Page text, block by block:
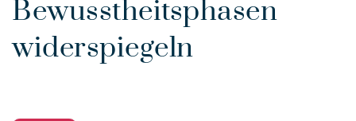
Bewusstheitsphasen
widerspiegeln